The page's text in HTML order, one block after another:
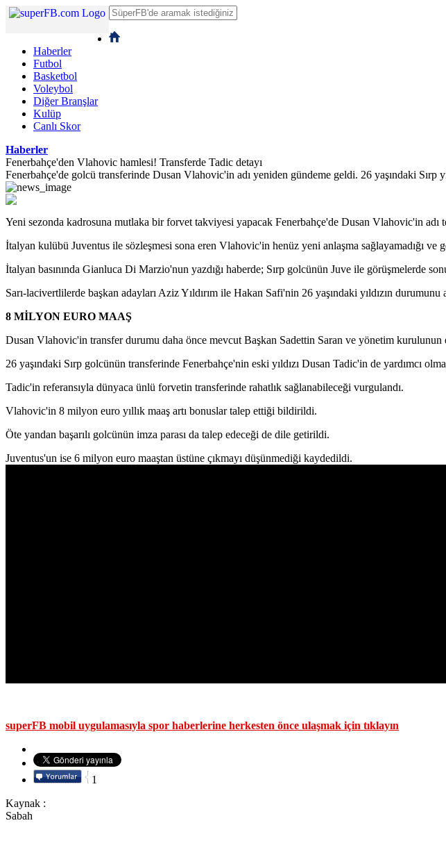
Haberler
Futbol
Basketbol
Voleybol
Diğer Branşlar
Kulüp
Canlı Skor
Haberler
Fenerbahçe'den Vlahovic hamlesi! Transferde Tadic detayı
Fenerbahçe'de golcü transferinde Dusan Vlahovic'in adı yeniden gündeme geldi. 26 yaşındaki Sırp
Yeni sezonda kadrosuna mutlaka bir forvet takviyesi yapacak Fenerbahçe'de Dusan Vlahovic'in adı
İtalyan kulübü Juventus ile sözleşmesi sona eren Vlahovic'in henüz yeni anlaşma sağlayamadığı ve
İtalyan basınında Gianluca Di Marzio'nun yazdığı haberde; Sırp golcünün Juve ile görüşmelerde
Sarı-lacivertlilerde başkan adayları Aziz Yıldırım ile Hakan Safi'nin 26 yaşındaki yıldızın durumunu
8 MİLYON EURO MAAŞ
Dusan Vlahovic'in transfer durumu daha önce mevcut Başkan Sadettin Saran ve yönetim kurulunun
26 yaşındaki Sırp golcünün transferinde Fenerbahçe'nin eski yıldızı Dusan Tadic'in de yardımcı
Tadic'in referansıyla dünyaca ünlü forvetin transferinde rahatlık sağlanabileceği vurgulandı.
Vlahovic'in 8 milyon euro yıllık maaş artı bonuslar talep ettiği bildirildi.
Öte yandan başarılı golcünün imza parası da talep edeceği de dile getirildi.
Juventus'un ise 6 milyon euro maaştan üstüne çıkmayı düşünmediği kaydedildi.
superFB mobil uygulamasıyla spor haberlerine herkesten önce ulaşmak için tıklayın
1
Kaynak :
Sabah